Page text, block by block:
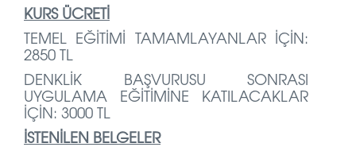
KURS ÜCRETİ
TEMEL EĞİTİMİ TAMAMLAYANLAR İÇİN:
2850 TL
DENKLİK BAŞVURUSU SONRASI
UYGULAMA EĞİTİMİNE KATILACAKLAR
İÇİN: 3000 TL
İSTENİLEN BELGELER